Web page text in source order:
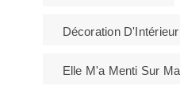
Décoration D'Intérieur
Elle M'a Menti Sur